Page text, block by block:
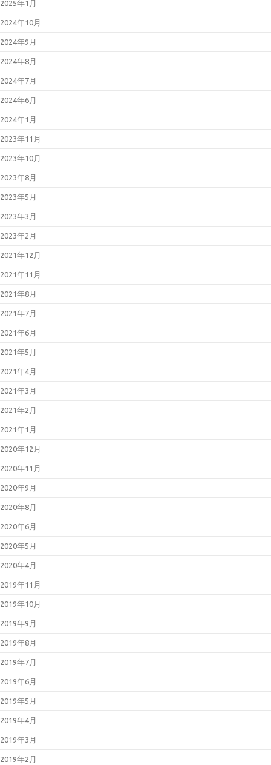
2025年1月
2024年10月
2024年9月
2024年8月
2024年7月
2024年6月
2024年1月
2023年11月
2023年10月
2023年8月
2023年5月
2023年3月
2023年2月
2021年12月
2021年11月
2021年8月
2021年7月
2021年6月
2021年5月
2021年4月
2021年3月
2021年2月
2021年1月
2020年12月
2020年11月
2020年9月
2020年8月
2020年6月
2020年5月
2020年4月
2019年11月
2019年10月
2019年9月
2019年8月
2019年7月
2019年6月
2019年5月
2019年4月
2019年3月
2019年2月